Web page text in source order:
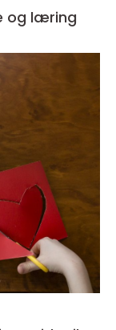
glæde og læring